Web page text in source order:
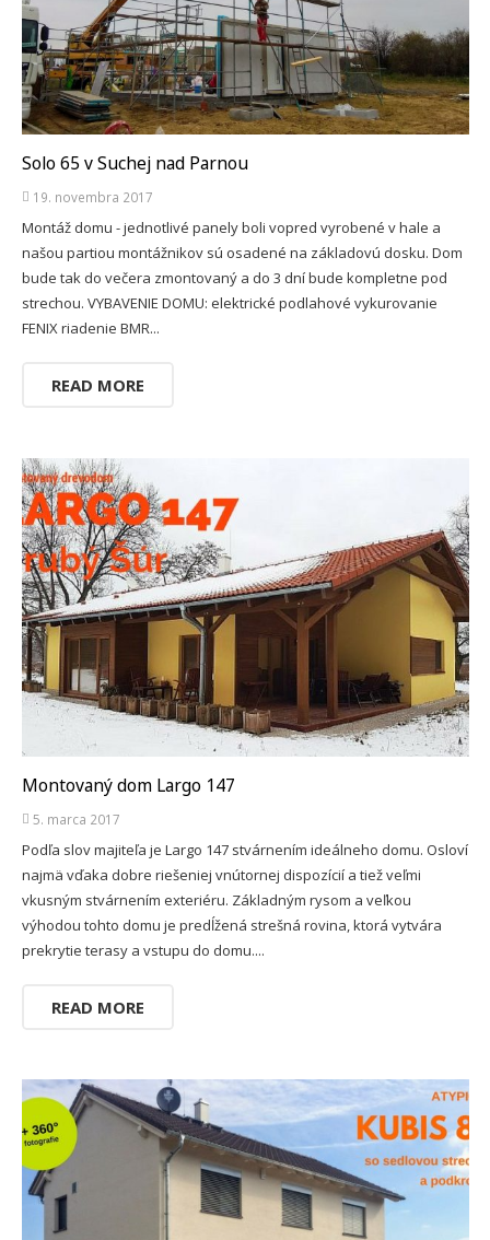
Solo 65 v Suchej nad Parnou
19. novembra 2017
Montáž domu - jednotlivé panely boli vopred vyrobené v hale a
našou partiou montážnikov sú osadené na základovú dosku. Dom
bude tak do večera zmontovaný a do 3 dní bude kompletne pod
strechou. VYBAVENIE DOMU: elektrické podlahové vykurovanie
FENIX riadenie BMR...
READ MORE
Montovaný dom Largo 147
5. marca 2017
Podľa slov majiteľa je Largo 147 stvárnením ideálneho domu. Osloví
najmä vďaka dobre riešeniej vnútornej dispozícií a tiež veľmi
vkusným stvárnením exteriéru. Základným rysom a veľkou
výhodou tohto domu je predĺžená strešná rovina, ktorá vytvára
prekrytie terasy a vstupu do domu....
READ MORE